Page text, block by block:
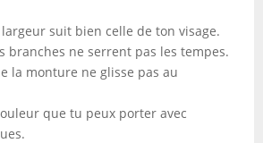
suit bien celle de ton visage.
branches ne serrent pas les tempes.
la monture ne glisse pas au
que tu peux porter avec